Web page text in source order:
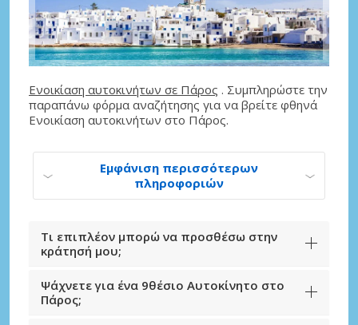
Ενοικίαση αυτοκινήτων σε Πάρος . Συμπληρώστε την
παραπάνω φόρμα αναζήτησης για να βρείτε φθηνά
Ενοικίαση αυτοκινήτων στο Πάρος.
Εμφάνιση περισσότερων
πληροφοριών
Τι επιπλέον μπορώ να προσθέσω στην
κράτησή μου;
Ψάχνετε για ένα 9θέσιο Αυτοκίνητο στο
Πάρος;